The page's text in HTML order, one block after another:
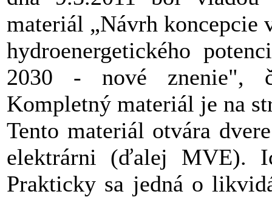
materiál „Návrh koncepcie
hydroenergetického
2030 - nové znenie",
Kompletný materiál je na
Tento materiál otvára
elektrárni (ďalej MVE).
Prakticky sa jedná o